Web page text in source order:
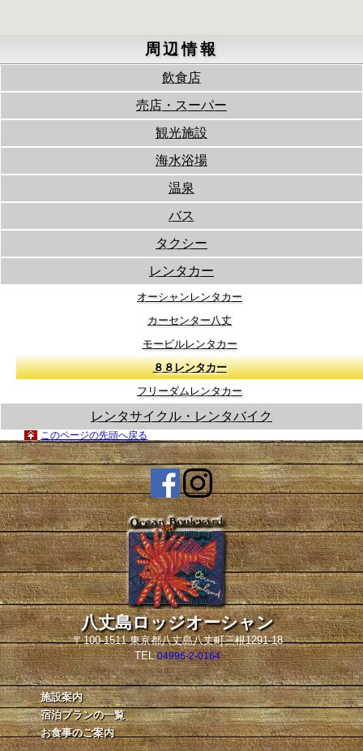
周辺情報
飲食店
売店・スーパー
観光施設
海水浴場
温泉
バス
タクシー
レンタカー
オーシャンレンタカー
カーセンター八丈
モービルレンタカー
８８レンタカー
フリーダムレンタカー
レンタサイクル・レンタバイク
このページの先頭へ戻る
八丈島ロッジオーシャン
〒100-1511 東京都八丈島八丈町三根1291-18
TEL:04996-2-0164
施設案内
宿泊プランの一覧
お食事のご案内